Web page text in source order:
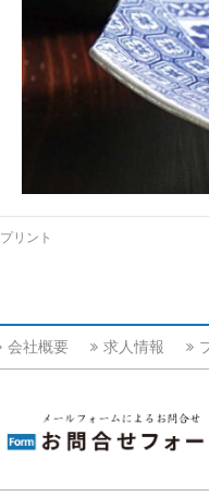
プリント
会社概要 求人情報